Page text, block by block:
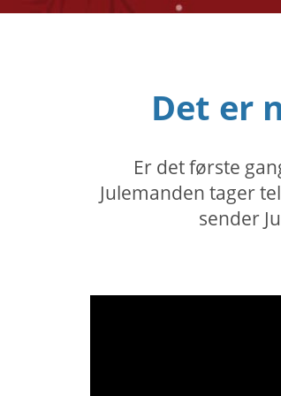
Det er
Er det første
Julemanden tager
sender